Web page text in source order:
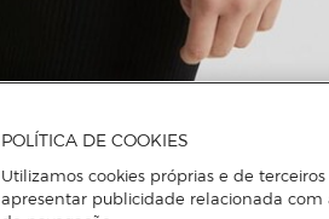
POLÍTICA DE COOKIES
Utilizamos cookies próprias e de
apresentar publicidade relacionada com